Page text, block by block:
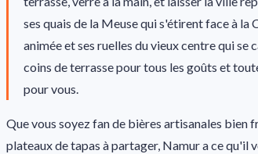
ses quais de la Meuse qui s'étirent face à
animée et ses ruelles du vieux centre qui
coins de terrasse pour tous les goûts et
pour vous.
Que vous soyez fan de bières artisanales
plateaux de tapas à partager, Namur a ce qu'il